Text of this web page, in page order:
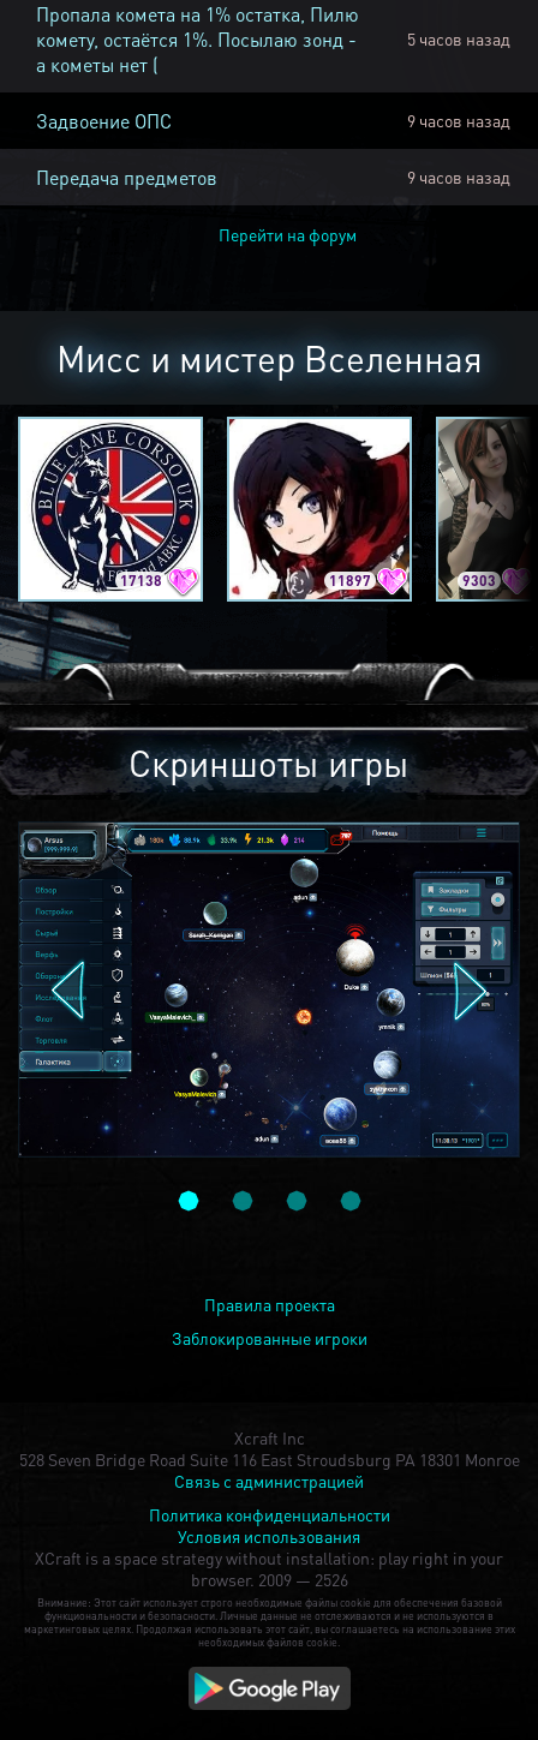
Пропала комета на 1% остатка, Пилю
комету, остаётся 1%. Посылаю зонд -
а кометы нет (
5 часов назад
Задвоение ОПС 9 часов назад
Передача предметов 9 часов назад
Перейти на форум
Мисс и мистер Вселенная
17138 11897 9303
Скриншоты игры
Правила проекта
Заблокированные игроки
Xcraft Inc
528 Seven Bridge Road Suite 116 East Stroudsburg PA 18301 Monroe
Связь с администрацией
Политика конфиденциальности
Условия использования
XCraft is a space strategy without installation: play right in your
browser. 2009 — 2526
Внимание: Этот сайт использует строго необходимые файлы cookie для обеспечения базовой
функциональности и безопасности. Личные данные не отслеживаются и не используются в
маркетинговых целях. Продолжая использовать этот сайт, вы соглашаетесь на использование этих
необходимых файлов cookie.